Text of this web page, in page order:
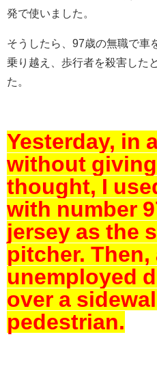
発で使いました。
そうしたら、97歳の無職で車
乗り越え、歩行者を殺害した
た。
Yesterday, in
without
thought, I
with number
jersey as the
pitcher. Then,
unemployed
over a
pedestrian.